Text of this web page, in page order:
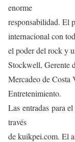
enorme
responsabilidad. El
internacional con
el poder del rock y
Stockwell, Gerente
Mercadeo de Costa
Entretenimiento.
Las entradas para
través
de kuikpei.com. El